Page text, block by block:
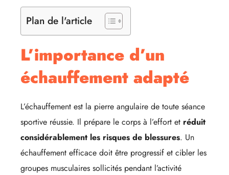
Plan de l'article
L’importance d’un
échauffement adapté
L’échauffement est la pierre angulaire de toute séance
sportive réussie. Il prépare le corps à l’effort et réduit
considérablement les risques de blessures. Un
échauffement efficace doit être progressif et cibler les
groupes musculaires sollicités pendant l’activité